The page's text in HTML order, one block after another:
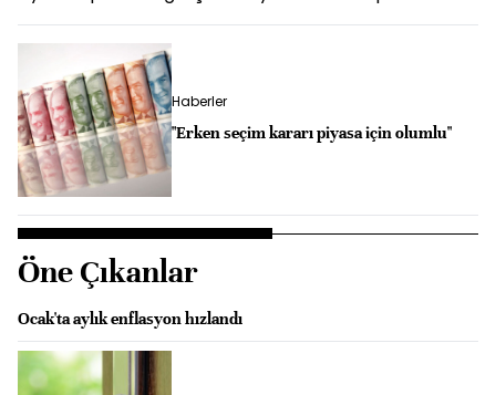
Haberler
"Erken seçim kararı piyasa için olumlu"
Öne Çıkanlar
Ocak'ta aylık enflasyon hızlandı